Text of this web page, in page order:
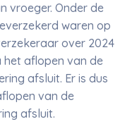
vroeger. Onder de
waren op
over 2024
aflopen van de
afsluit. Er is dus
van de
afsluit.